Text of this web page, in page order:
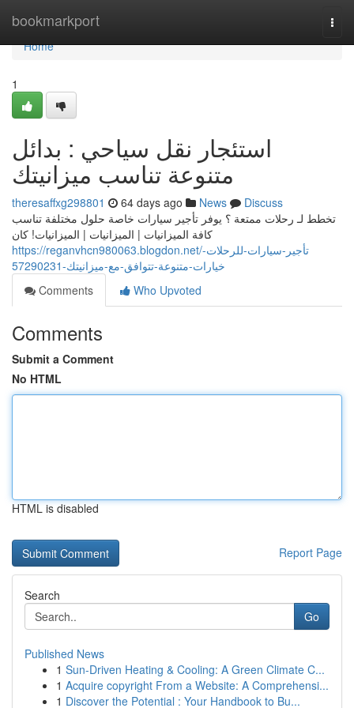
bookmarkport
Home
Home
1
استئجار نقل سياحي : بدائل
متنوعة تناسب ميزانيتك
theresaffxg298801 64 days ago News
Discuss
تخطط لـ رحلات ممتعة ؟ يوفر تأجير سيارات خاصة حلول مختلفة تناسب
كافة الميزانيات | الميزانيات | الميزانيات! كان
https://reganvhcn980063.blogdon.net/تأجير-سيارات-للرحلات-
خيارات-متنوعة-تتوافق-مع-ميزانيتك-57290231
Comments
Who Upvoted
Comments
Submit a Comment
No HTML
HTML is disabled
Report Page
Search
Go
Published News
1 Sun-Driven Heating & Cooling: A Green Climate C...
1 Acquire copyright From a Website: A Comprehensi...
1 Discover the Potential : Your Handbook to Bu...